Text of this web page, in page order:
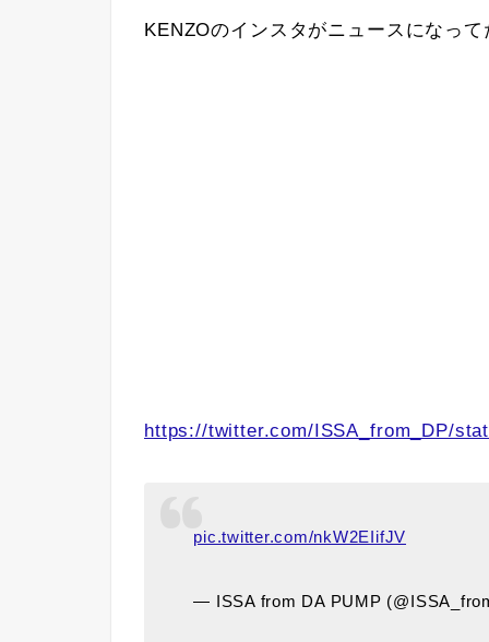
KENZOのインスタがニュースになって
https://twitter.com/ISSA_from_DP/
pic.twitter.com/nkW2EIifJV
— ISSA from DA PUMP